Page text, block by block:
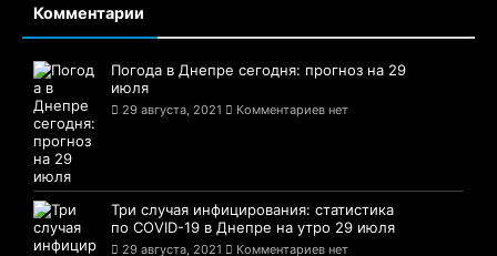
Комментарии
Погода в Днепре сегодня: прогноз на 29
июля
29 августа, 2021 Комментариев нет
Три случая инфицирования: статистика
по COVID-19 в Днепре на утро 29 июля
29 августа, 2021 Комментариев нет